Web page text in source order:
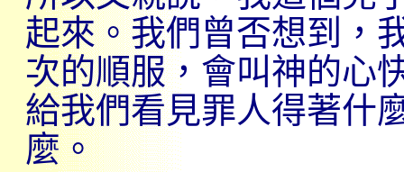
起來。我們曾否想到，
次的順服，會叫神的心
給我們看見罪人得著什
麼。